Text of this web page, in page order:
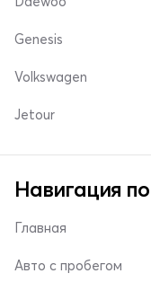
Genesis
Volkswagen
Jetour
Навигация
Главная
Авто с пробегом